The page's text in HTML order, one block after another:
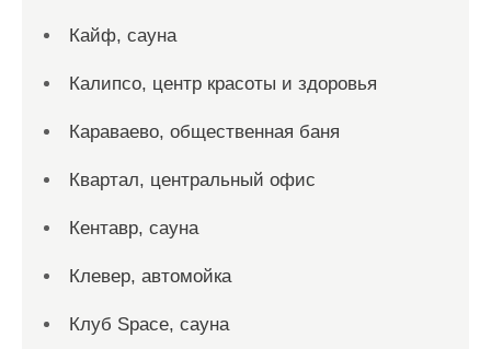
Кайф, сауна
Калипсо, центр красоты и здоровья
Караваево, общественная баня
Квартал, центральный офис
Кентавр, сауна
Клевер, автомойка
Клуб Space, сауна